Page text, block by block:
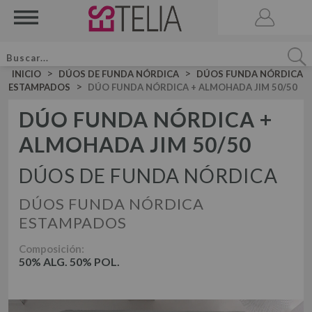
ACCESORIOS
VELA AROMATICA
JUEGO DE SÁBANAS
JUEGOS DE SÁBANAS LISAS ALGODÓN
JUEGOS DE SÁBANAS LISAS 50-50
JUEGOS DE SÁBANAS ESTAMPADAS
DÚOS DE FUNDA NÓRDICA
DÚOS FUNDA NÓRDICA LISOS ALGODÓN
DÚO FUNDA NÓRDICA LISOS 50-50
INICIO > DÚOS DE FUNDA NÓRDICA >
DÚOS FUNDA NÓRDICA
ESTAMPADOS
> DÚO FUNDA NÓRDICA + ALMOHADA JIM 50/50
DÚO FUNDA NÓRDICA +
ALMOHADA JIM 50/50
DÚOS DE FUNDA NÓRDICA
DÚOS FUNDA NÓRDICA
ESTAMPADOS
Composición:
50% ALG. 50% POL.